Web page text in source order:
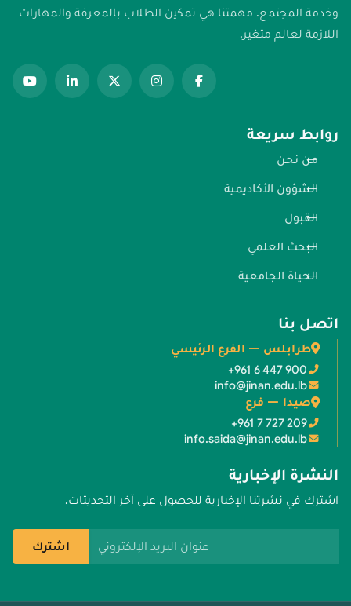
وخدمة المجتمع. مهمتنا هي تمكين الطلاب بالمعرفة والمهارات
اللازمة لعالم متغير.
روابط سريعة
من نحن
الشؤون الأكاديمية
القبول
البحث العلمي
الحياة الجامعية
اتصل بنا
طرابلس — الفرع الرئيسي
+961 6 447 900
info@jinan.edu.lb
صيدا — فرع
+961 7 727 209
info.saida@jinan.edu.lb
النشرة الإخبارية
اشترك في نشرتنا الإخبارية للحصول على آخر التحديثات.
اشترك